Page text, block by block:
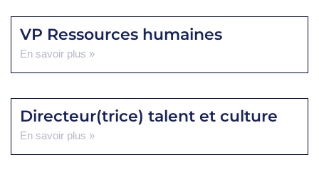
VP Ressources humaines
En savoir plus »
Directeur(trice) talent et culture
En savoir plus »